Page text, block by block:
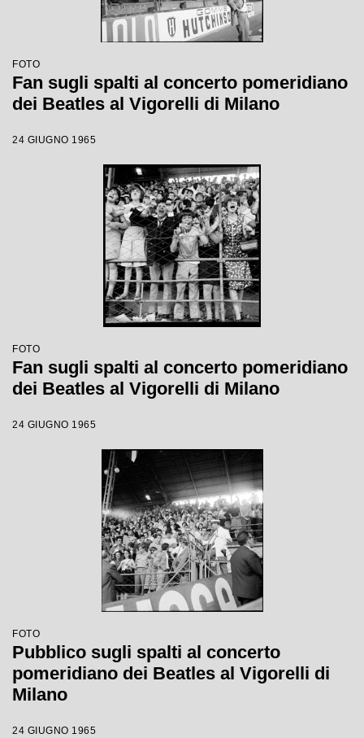
FOTO
Fan sugli spalti al concerto pomeridiano
dei Beatles al Vigorelli di Milano
24 GIUGNO 1965
FOTO
Fan sugli spalti al concerto pomeridiano
dei Beatles al Vigorelli di Milano
24 GIUGNO 1965
FOTO
Pubblico sugli spalti al concerto
pomeridiano dei Beatles al Vigorelli di
Milano
24 GIUGNO 1965